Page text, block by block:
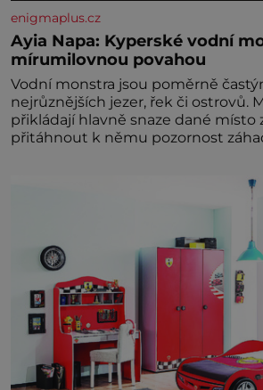
enigmaplus.cz
Ayia Napa: Kyperské vodní
mírumilovnou povahou
Vodní monstra jsou poměrně
nejrůznějších jezer, řek či ostrovů.
přikládají hlavně snaze dané místo
přitáhnout k němu pozornost